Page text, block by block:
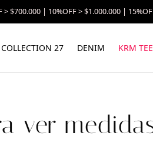
> $700.000 | 10%OFF > $1.000.000 |
27 DENIM KRM
ver